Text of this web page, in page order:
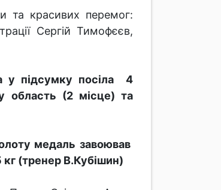
та красивих перемог:
Сергій Тимофєєв,
у підсумку посіла 4
область (2 місце) та
медаль завоював
кг (тренер В.Кубішин)